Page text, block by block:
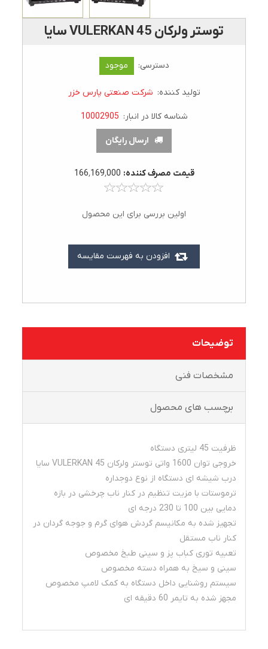
توستر ولرکان VULERKAN 45 سایا
دسترسی: موجود
تولید کننده: شرکت صنعتی پارس خزر
شناسه کالا در انبار: 10002905
ارسال رایگان
قيمت مصرف کننده: 166٬169٬000
افزودن به فهرست مقایسه
اولین بررسی برای این محصول
توضیحات
مشخصات فنی
برچسب های محصول
ظرفیت 45 لیتری دستگاه
خروجی توان 1600 واتی توستر ولرکان VULERKAN 45 سایا
درب شیشه ای دستگاه از نوع دوجداره
ترموستات با مزیت تنظیم در کنار ناب چرخشی در بازه
دمایی بین 100 تا 230 درجه ای
تجهیز شده به مکانیسم گردش هوای گرم و جوجه گردان در
کنار ناب مستقل
تعبیه توری کباب پز و سینی طبخ مخصوص
سینی و سیخ به همراه دسته مخصوص
سیستم روشنایی داخل دستگاه به کمک لامپ مخصوص
مجهز شده به تایمر 60 دقیقه ای